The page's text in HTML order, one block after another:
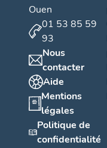
Ouen
01 53 85 59
93
Nous
contacter
Aide
Mentions
légales
Politique de
confidentialité